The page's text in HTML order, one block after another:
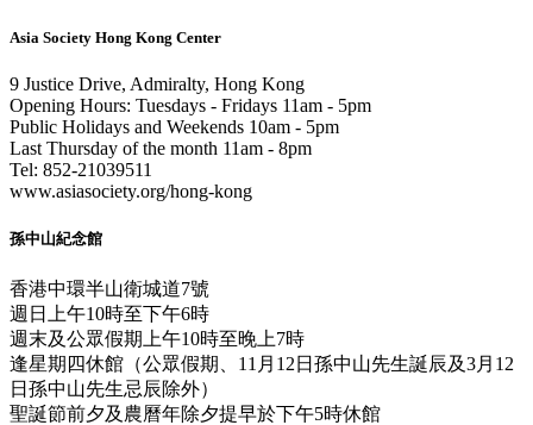
Asia Society Hong Kong Center
9 Justice Drive, Admiralty, Hong Kong
Opening Hours: Tuesdays - Fridays 11am - 5pm
Public Holidays and Weekends 10am - 5pm
Last Thursday of the month 11am - 8pm
Tel: 852-21039511
www.asiasociety.org/hong-kong
孫中山紀念館
香港中環半山衛城道7號
週日上午10時至下午6時
週末及公眾假期上午10時至晚上7時
逢星期四休館（公眾假期、11月12日孫中山先生誕辰及3月12
日孫中山先生忌辰除外）
聖誕節前夕及農曆年除夕提早於下午5時休館